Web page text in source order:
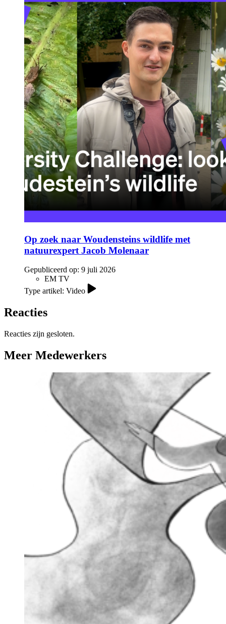
Op zoek naar Woudensteins wildlife met
natuurexpert Jacob Molenaar
Gepubliceerd op: 9 juli 2026
EM TV
Type artikel: Video
Reacties
Reacties zijn gesloten.
Meer Medewerkers